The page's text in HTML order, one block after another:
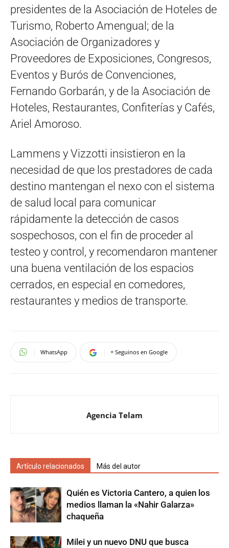
presidentes de la Asociación de Hoteles de
Turismo, Roberto Amengual; de la
Asociación de Organizadores y
Proveedores de Exposiciones, Congresos,
Eventos y Burós de Convenciones,
Fernando Gorbarán, y de la Asociación de
Hoteles, Restaurantes, Confiterías y Cafés,
Ariel Amoroso.
Lammens y Vizzotti insistieron en la
necesidad de que los prestadores de cada
destino mantengan el nexo con el sistema
de salud local para comunicar
rápidamente la detección de casos
sospechosos, con el fin de proceder al
testeo y control, y recomendaron mantener
una buena ventilación de los espacios
cerrados, en especial en comedores,
restaurantes y medios de transporte.
WhatsApp + Seguinos en Google
Agencia Telam
Artículo relacionados Más del autor
Quién es Victoria Cantero, a quien los
medios llaman la «Nahir Galarza»
chaqueña
Milei y un nuevo DNU que busca